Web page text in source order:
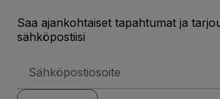
Saa ajankohtaiset tapahtumat ja
sähköpostiisi